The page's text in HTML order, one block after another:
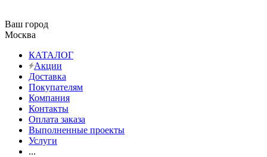
Ваш город
Москва
КАТАЛОГ
Акции
Доставка
Покупателям
Компания
Контакты
Оплата заказа
Выполненные проекты
Услуги
...